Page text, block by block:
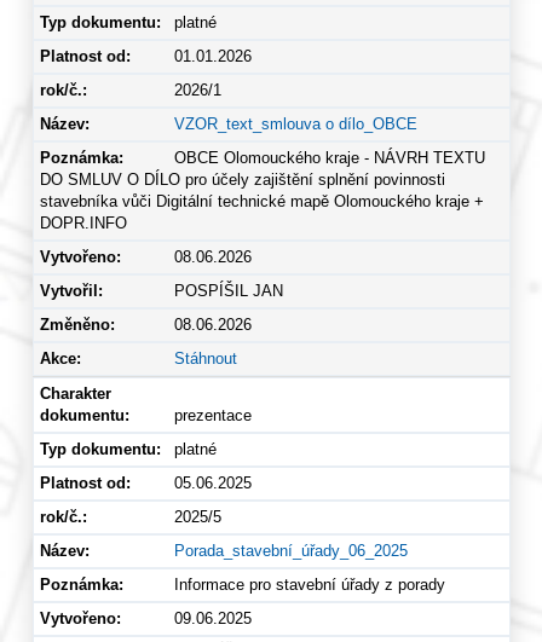
platné
01.01.2026
2026/1
VZOR_text_smlouva o dílo_OBCE
OBCE Olomouckého kraje - NÁVRH TEXTU
DO SMLUV O DÍLO pro účely zajištění splnění povinnosti
stavebníka vůči Digitální technické mapě Olomouckého kraje +
DOPR.INFO
08.06.2026
POSPÍŠIL JAN
08.06.2026
Stáhnout
prezentace
platné
05.06.2025
2025/5
Porada_stavební_úřady_06_2025
Informace pro stavební úřady z porady
09.06.2025